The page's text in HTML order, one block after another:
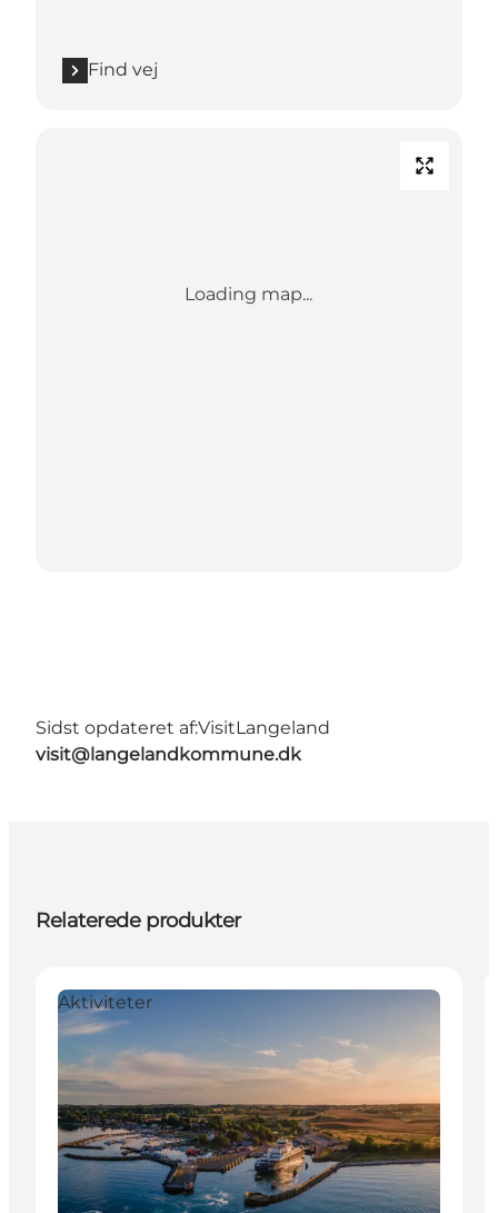
Find vej
Loading map...
Sidst opdateret af:VisitLangeland
visit@langelandkommune.dk
Relaterede produkter
Aktiviteter